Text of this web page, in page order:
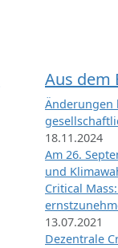
Aus dem
Änderungen
18.11.2024
Am 26.
und
Critical
13.07.2021
Dezentrale